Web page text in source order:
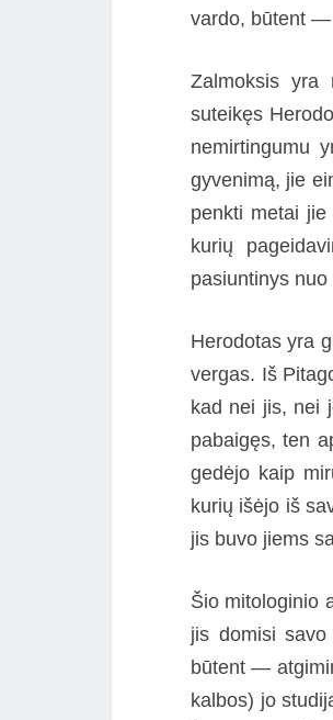
vardo, būtent —
Zalmoksis yra
suteikęs
nemirtingumu
gyvenimą, jie
penkti metai
kurių
pasiuntinys
Herodotas yra
vergas. Iš
kad nei jis, nei
pabaigęs, ten
gedėjo kaip
kurių išėjo iš
jis buvo jiems
Šio mitologinio
jis domisi
būtent —
kalbos) jo